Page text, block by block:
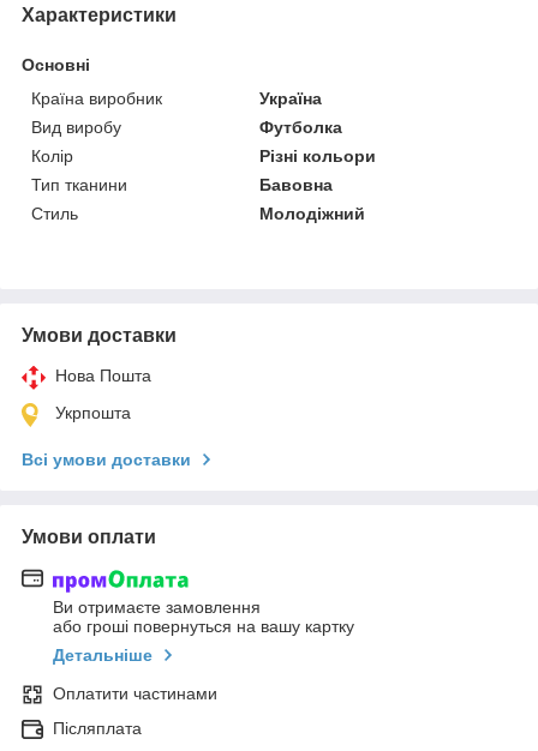
Характеристики
Основні
Країна виробник
Україна
Вид виробу
Футболка
Колір
Різні кольори
Тип тканини
Бавовна
Стиль
Молодіжний
Умови доставки
Нова Пошта
Укрпошта
Всі умови доставки
Умови оплати
Ви отримаєте замовлення
або гроші повернуться на вашу картку
Детальніше
Оплатити частинами
Післяплата